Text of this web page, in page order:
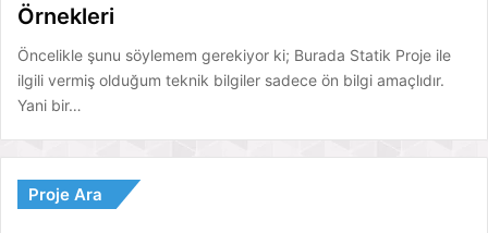
Örnekleri
Öncelikle şunu söylemem gerekiyor ki; Burada Statik Proje ile
ilgili vermiş olduğum teknik bilgiler sadece ön bilgi amaçlıdır.
Yani bir…
Proje Ara